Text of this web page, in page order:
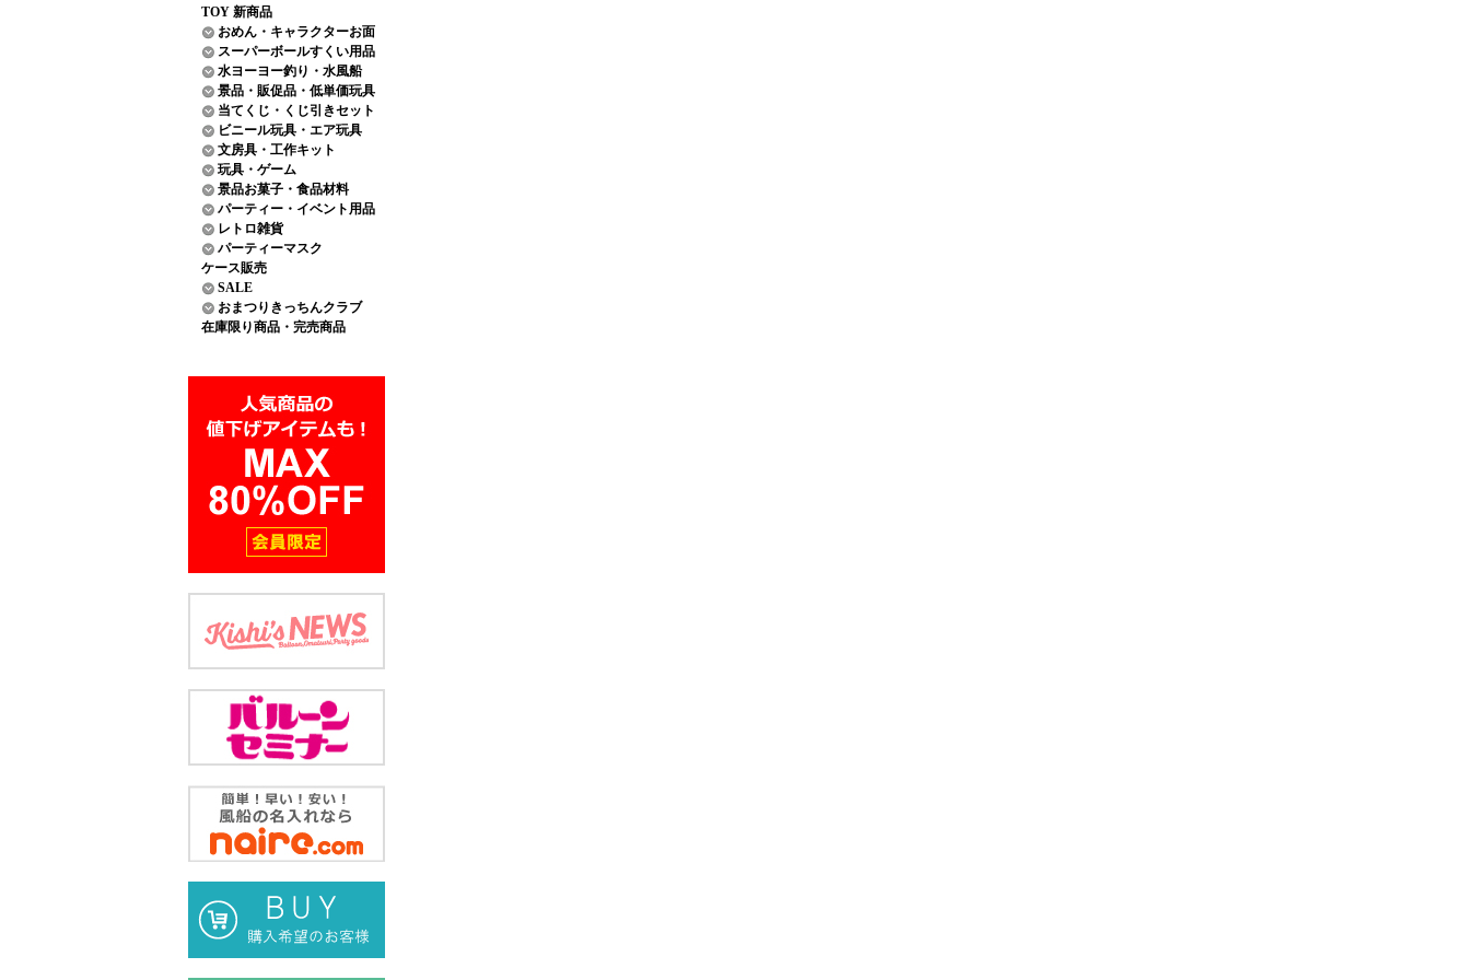
TOY 新商品
おめん・キャラクターお面
スーパーボールすくい用品
水ヨーヨー釣り・水風船
景品・販促品・低単価玩具
当てくじ・くじ引きセット
ビニール玩具・エア玩具
文房具・工作キット
玩具・ゲーム
景品お菓子・食品材料
パーティー・イベント用品
レトロ雑貨
パーティーマスク
ケース販売
SALE
おまつりきっちんクラブ
在庫限り商品・完売商品